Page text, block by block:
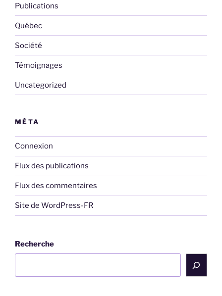
Publications
Québec
Société
Témoignages
Uncategorized
MÉTA
Connexion
Flux des publications
Flux des commentaires
Site de WordPress-FR
Recherche